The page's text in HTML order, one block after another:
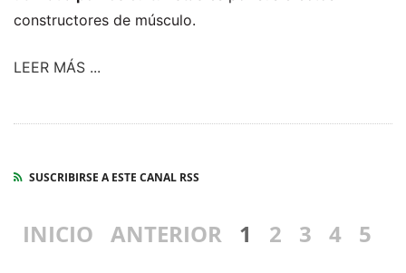
constructores de músculo.
LEER MÁS ...
SUSCRIBIRSE A ESTE CANAL RSS
INICIO ANTERIOR 1 2 3 4
5